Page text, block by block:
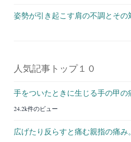
姿勢が引き起こす肩の不調とその
人気記事トップ１０
手をついたときに生じる手の甲の
24.2k件のビュー
広げたり反らすと痛む親指の痛み。